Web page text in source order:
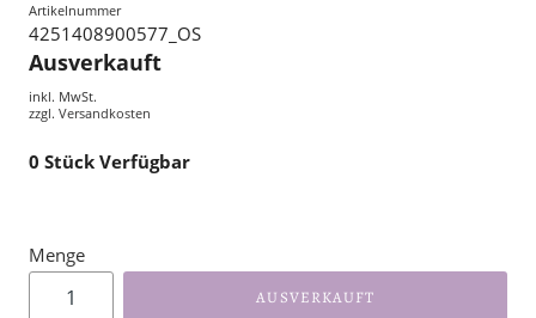
Artikelnummer
4251408900577_OS
Ausverkauft
inkl. MwSt.
zzgl. Versandkosten
0 Stück Verfügbar
Menge
AUSVERKAUFT